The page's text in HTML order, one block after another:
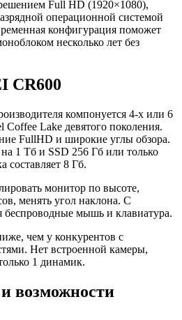
Full HD (1920×1080),
операционной системой
конфигурация поможет
несколько лет без
CR600
компонуется 4-х или 6
Lake девятого поколения.
FullHD и широкие углы обзора.
1 Тб и SSD 256 Гб или только
составляет 8 Гб.
монитор по высоте,
менять угол наклона. С
беспроводные мышь и клавиатура.
чем у конкурентов с
Нет встроенной камеры,
1 динамик.
возможности